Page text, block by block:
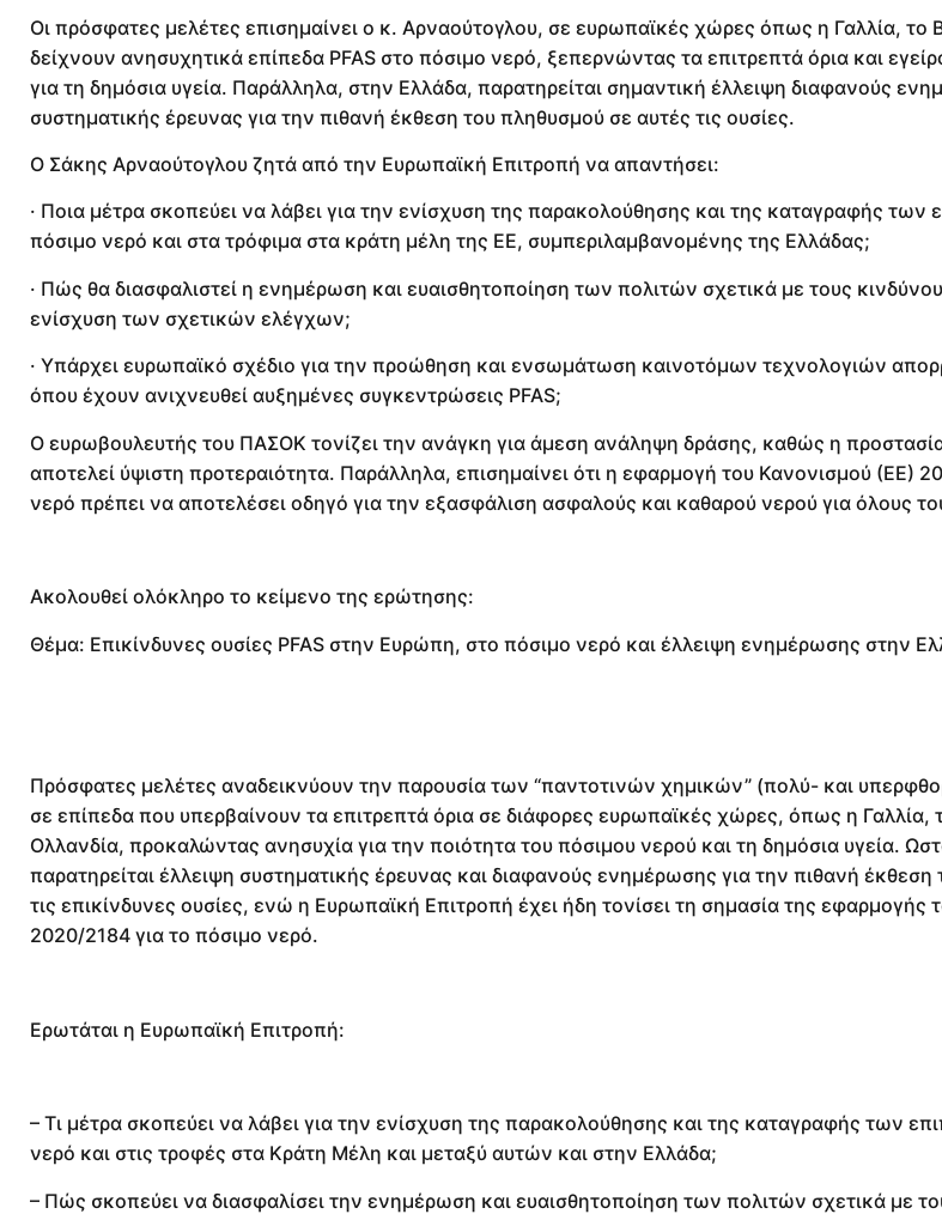
Οι πρόσφατες μελέτες επισημαίνει ο κ. Αρναούτογλου, σε ευρωπαϊκές χώρες όπως η Γαλλία, το
δείχνουν ανησυχητικά επίπεδα PFAS στο πόσιμο νερό, ξεπερνώντας τα επιτρεπτά όρια και
για τη δημόσια υγεία. Παράλληλα, στην Ελλάδα, παρατηρείται σημαντική έλλειψη διαφανούς
συστηματικής έρευνας για την πιθανή έκθεση του πληθυσμού σε αυτές τις ουσίες.
Ο Σάκης Αρναούτογλου ζητά από την Ευρωπαϊκή Επιτροπή να απαντήσει:
· Ποια μέτρα σκοπεύει να λάβει για την ενίσχυση της παρακολούθησης και της καταγραφής των
πόσιμο νερό και στα τρόφιμα στα κράτη μέλη της ΕΕ, συμπεριλαμβανομένης της Ελλάδας;
· Πώς θα διασφαλιστεί η ενημέρωση και ευαισθητοποίηση των πολιτών σχετικά με τους
ενίσχυση των σχετικών ελέγχων;
· Υπάρχει ευρωπαϊκό σχέδιο για την προώθηση και ενσωμάτωση καινοτόμων τεχνολογιών
όπου έχουν ανιχνευθεί αυξημένες συγκεντρώσεις PFAS;
Ο ευρωβουλευτής του ΠΑΣΟΚ τονίζει την ανάγκη για άμεση ανάληψη δράσης, καθώς η
αποτελεί ύψιστη προτεραιότητα. Παράλληλα, επισημαίνει ότι η εφαρμογή του Κανονισμού (ΕΕ)
νερό πρέπει να αποτελέσει οδηγό για την εξασφάλιση ασφαλούς και καθαρού νερού για όλους
Ακολουθεί ολόκληρο το κείμενο της ερώτησης:
Θέμα: Επικίνδυνες ουσίες PFAS στην Ευρώπη, στο πόσιμο νερό και έλλειψη ενημέρωσης στην
Πρόσφατες μελέτες αναδεικνύουν την παρουσία των “παντοτινών χημικών” (πολύ- και
σε επίπεδα που υπερβαίνουν τα επιτρεπτά όρια σε διάφορες ευρωπαϊκές χώρες, όπως η Γαλλία,
Ολλανδία, προκαλώντας ανησυχία για την ποιότητα του πόσιμου νερού και τη δημόσια υγεία.
παρατηρείται έλλειψη συστηματικής έρευνας και διαφανούς ενημέρωσης για την πιθανή
τις επικίνδυνες ουσίες, ενώ η Ευρωπαϊκή Επιτροπή έχει ήδη τονίσει τη σημασία της εφαρμογής
2020/2184 για το πόσιμο νερό.
Ερωτάται η Ευρωπαϊκή Επιτροπή:
– Τι μέτρα σκοπεύει να λάβει για την ενίσχυση της παρακολούθησης και της καταγραφής των
νερό και στις τροφές στα Κράτη Μέλη και μεταξύ αυτών και στην Ελλάδα;
– Πώς σκοπεύει να διασφαλίσει την ενημέρωση και ευαισθητοποίηση των πολιτών σχετικά με